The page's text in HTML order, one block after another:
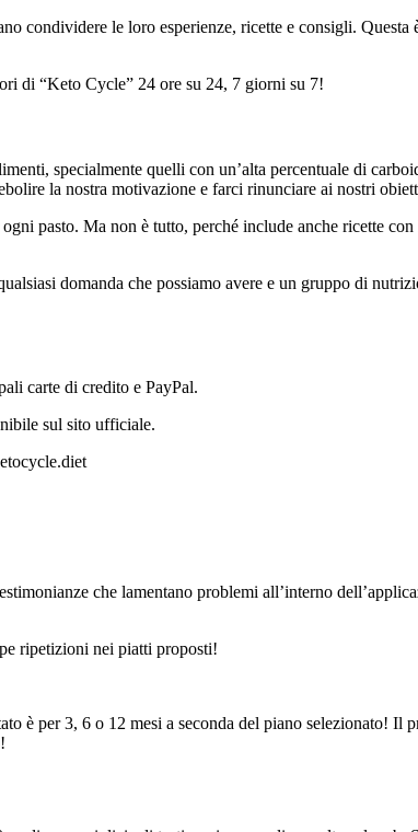
condividere le loro esperienze, ricette e consigli. Questa
di “Keto Cycle” 24 ore su 24, 7 giorni su 7!
specialmente quelli con un’alta percentuale di
la nostra motivazione e farci rinunciare ai nostri
pasto. Ma non è tutto, perché include anche ricette
domanda che possiamo avere e un gruppo di
carte di credito e PayPal.
sul sito ufficiale.
che lamentano problemi all’interno
ripetizioni nei piatti proposti!
è per 3, 6 o 12 mesi a seconda del piano selezionato!